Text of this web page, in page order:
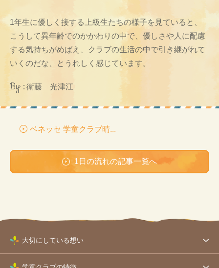
1年生に優しく接する上級生たちの様子を見ていると、
こうして異年齢でのかかわりの中で、優しさや人に配慮
する気持ちがめばえ、クラブの生活の中で引き継がれて
いくのだな、とうれしく感じています。
By : 衛藤 光津江
ベネッセ 学童クラブ晴...
1日の流れの記事一覧へ
大切にしている想い